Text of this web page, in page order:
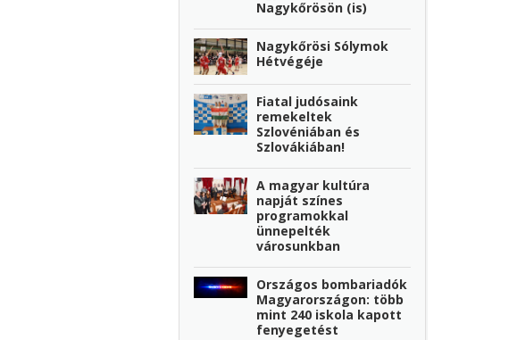
Nagykőrösön (is)
Nagykőrösi Sólymok
Hétvégéje
Fiatal judósaink
remekeltek
Szlovéniában és
Szlovákiában!
A magyar kultúra
napját színes
programokkal
ünnepelték
városunkban
Országos bombariadók
Magyarországon: több
mint 240 iskola kapott
fenyegetést